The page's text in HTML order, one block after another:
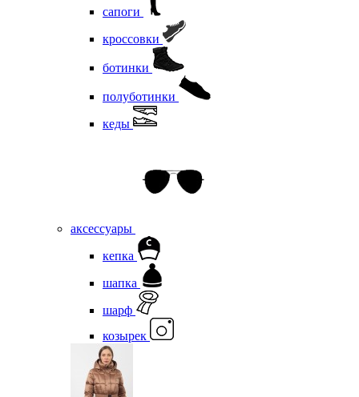
сапоги
кроссовки
ботинки
полуботинки
кеды
аксессуары
кепка
шапка
шарф
козырек